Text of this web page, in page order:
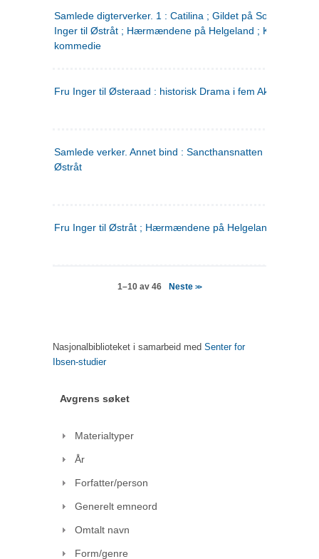
Samlede digterverker. 1 : Catilina ; Gildet på Solhaug ; Fru
Inger til Østråt ; Hærmændene på Helgeland ;
kommedie
Fru Inger til Østeraad : historisk Drama i fem Akter
Samlede verker. Annet bind : Sancthansnatten ; Fru Inger
Østråt
Fru Inger til Østråt ; Hærmændene på Helgeland
1–10 av 46 Neste>>
Nasjonalbiblioteket i samarbeid med Senter for
Ibsen-studier
Avgrens søket
Materialtyper
År
Forfatter/person
Generelt emneord
Omtalt navn
Form/genre